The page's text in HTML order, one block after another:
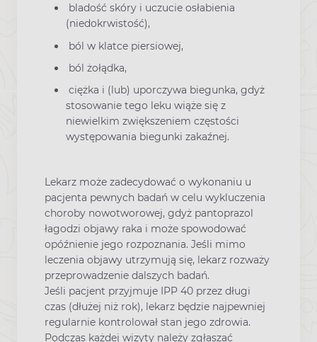
bladość skóry i uczucie osłabienia
(niedokrwistość),
ból w klatce piersiowej,
ból żołądka,
ciężka i (lub) uporczywa biegunka, gdyż
stosowanie tego leku wiąże się z
niewielkim zwiększeniem częstości
występowania biegunki zakaźnej.
Lekarz może zadecydować o wykonaniu u
pacjenta pewnych badań w celu wykluczenia
choroby nowotworowej, gdyż pantoprazol
łagodzi objawy raka i może spowodować
opóźnienie jego rozpoznania. Jeśli mimo
leczenia objawy utrzymują się, lekarz rozważy
przeprowadzenie dalszych badań.
Jeśli pacjent przyjmuje IPP 40 przez długi
czas (dłużej niż rok), lekarz będzie najpewniej
regularnie kontrolował stan jego zdrowia.
Podczas każdej wizyty należy zgłaszać